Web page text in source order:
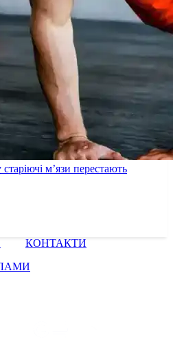
м’язи перестають
КОНТАКТИ